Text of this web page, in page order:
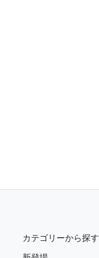
カテゴリーから探す